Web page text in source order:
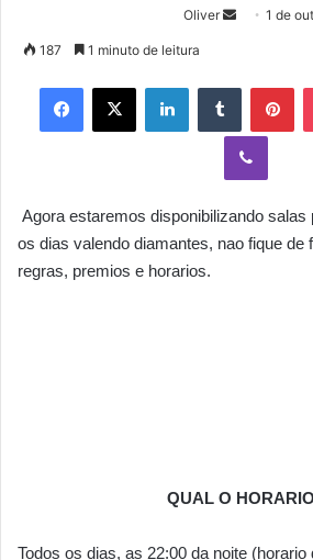
Oliver
Mande
mail
1 de
187 1 minuto de leitura
Facebook
X LinkedinTumblr
Viber
Agora estaremos disponibilizando salas
os dias valendo diamantes, nao fique de
regras, premios e horarios.
QUAL O
Todos os dias, as 22:00 da noite